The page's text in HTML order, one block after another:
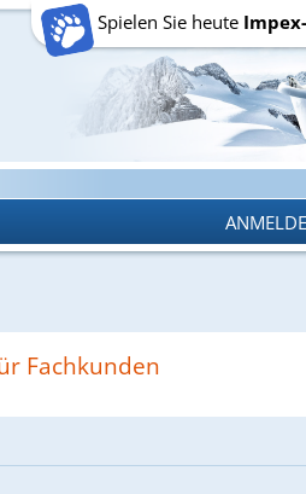
Spielen Sie heute
Fachkunden